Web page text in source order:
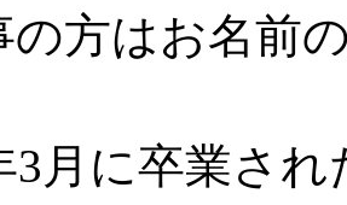
方はお名前
3月に卒業さ